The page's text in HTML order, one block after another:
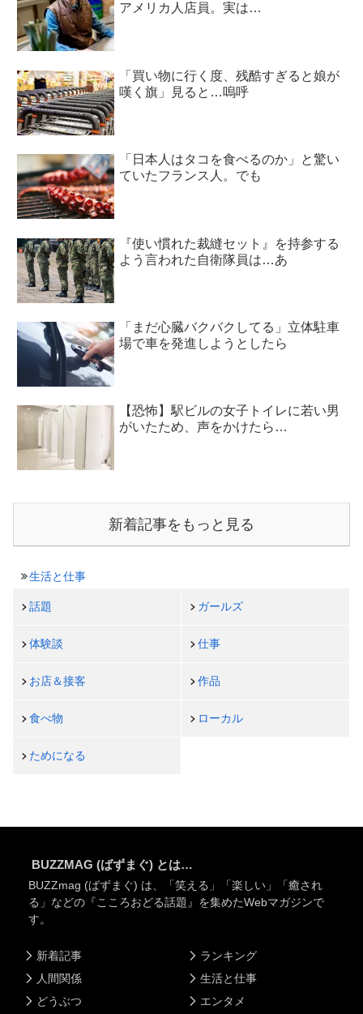
アメリカ人店員。実は…
「買い物に行く度、残酷すぎると娘が
嘆く旗」見ると…嗚呼
「日本人はタコを食べるのか」と驚い
ていたフランス人。でも
『使い慣れた裁縫セット』を持参する
よう言われた自衛隊員は…あ
「まだ心臓バクバクしてる」立体駐車
場で車を発進しようとしたら
【恐怖】駅ビルの女子トイレに若い男
がいたため、声をかけたら…
新着記事をもっと見る
生活と仕事
話題 ガールズ
体験談 仕事
お店＆接客 作品
食べ物 ローカル
ためになる
BUZZMAG (ばずまぐ) とは…
BUZZmag (ばずまぐ) は、「笑える」「楽しい」「癒され
る」などの『こころおどる話題』を集めたWebマガジンで
す。
新着記事
人間関係
どうぶつ
ランキング
生活と仕事
エンタメ